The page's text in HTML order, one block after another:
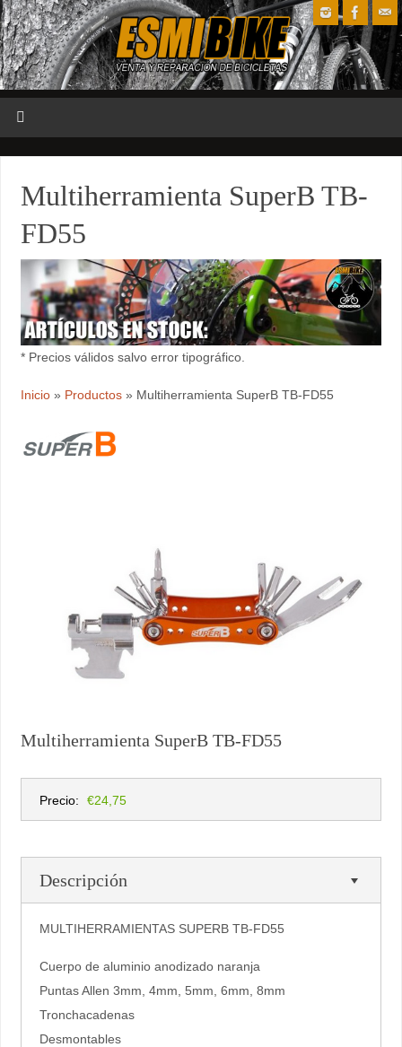
Multiherramienta SuperB TB-
FD55
* Precios válidos salvo error tipográfico.
Inicio» Productos» Multiherramienta SuperB TB-FD55
Multiherramienta SuperB TB-FD55
Precio: €24,75
Descripción
MULTIHERRAMIENTAS SUPERB TB-FD55
Cuerpo de aluminio anodizado naranja
Puntas Allen 3mm, 4mm, 5mm, 6mm, 8mm
Tronchacadenas
Desmontables